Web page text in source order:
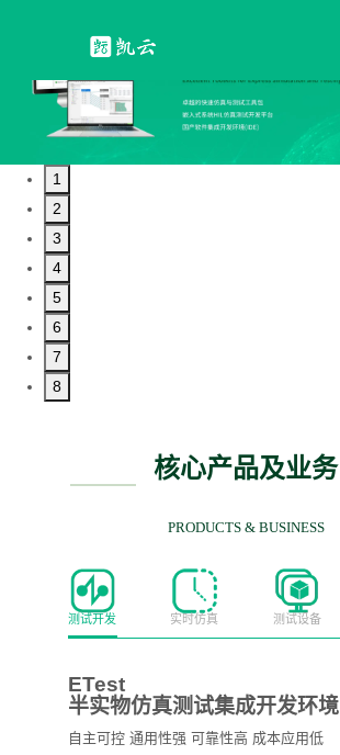
1
2
3
4
5
6
7
8
核心产品及业务
PRODUCTS & BUSINESS
测试开发 实时仿真 测试设备
ETest
半实物仿真测试集成开发环境
自主可控 通用性强 可靠性高 成本应用低